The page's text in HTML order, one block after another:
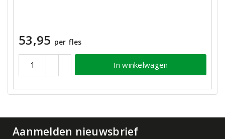
53,95 per fles
In winkelwagen
Aanmelden nieuwsbrief